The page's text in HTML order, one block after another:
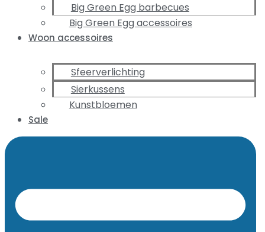
Big Green Egg barbecues
Big Green Egg accessoires
Woon accessoires
Sfeerverlichting
Sierkussens
Kunstbloemen
Sale